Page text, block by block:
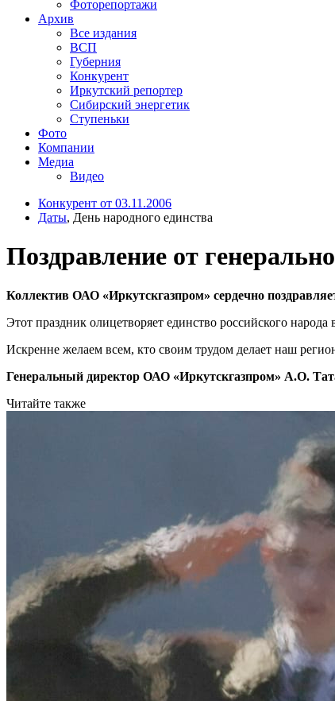
Фоторепортажи
Архив
Все издания
ВСП
Губерния
Конкурент
Иркутский репортер
Сибирский энергетик
Ступеньки
Фото
Компании
Медиа
Видео
Конкурент от 03.11.2006
Даты, День народного единства
Поздравление от
Коллектив ОАО «Иркутскгазпром» сердечно
Этот праздник олицетворяет единство российского
Искренне желаем всем, кто своим трудом делает наш
Генеральный директор ОАО «Иркутскгазпром» А.О.
Читайте также